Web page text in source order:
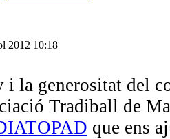
2012 10:18
i la generositat del
Tradiball de
que ens